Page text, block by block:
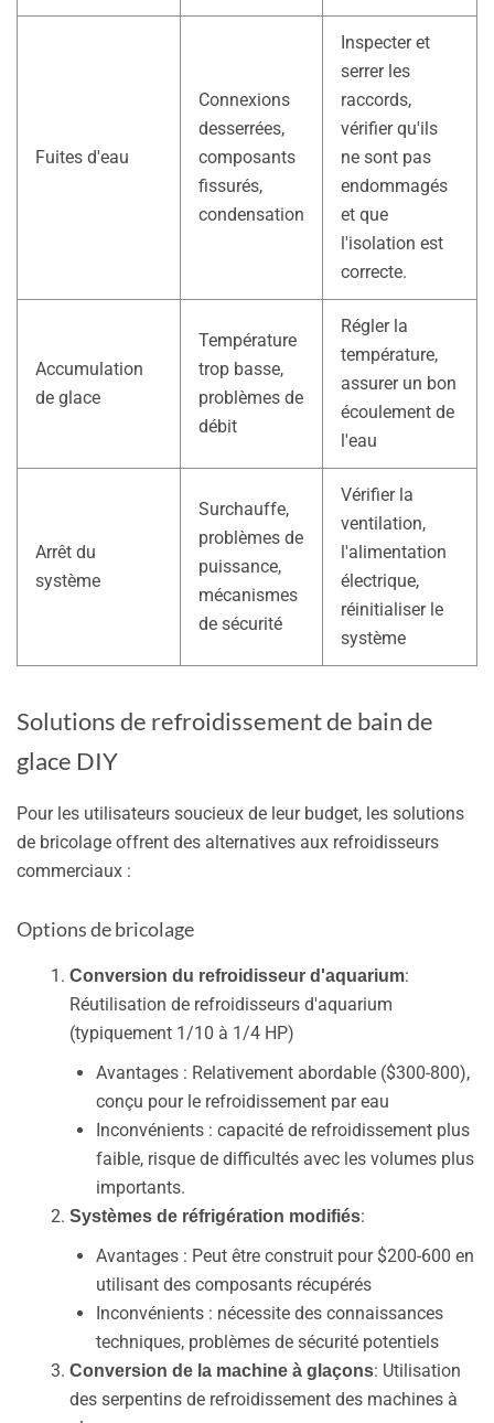
Fuites d'eau
Connexions
desserrées,
composants
fissurés,
condensation
Inspecter et
serrer les
raccords,
vérifier qu'ils
ne sont pas
endommagés
et que
l'isolation est
correcte.
Accumulation
de glace
Température
trop basse,
problèmes de
débit
Régler la
température,
assurer un bon
écoulement de
l'eau
Arrêt du
système
Surchauffe,
problèmes de
puissance,
mécanismes
de sécurité
Vérifier la
ventilation,
l'alimentation
électrique,
réinitialiser le
système
Solutions de refroidissement de bain de
glace DIY
Pour les utilisateurs soucieux de leur budget, les solutions
de bricolage offrent des alternatives aux refroidisseurs
commerciaux :
Options de bricolage
Conversion du refroidisseur d'aquarium:
Réutilisation de refroidisseurs d'aquarium
(typiquement 1/10 à 1/4 HP)
Avantages : Relativement abordable ($300-800),
conçu pour le refroidissement par eau
Inconvénients : capacité de refroidissement plus
faible, risque de difficultés avec les volumes plus
importants.
Systèmes de réfrigération modifiés:
Avantages : Peut être construit pour $200-600 en
utilisant des composants récupérés
Inconvénients : nécessite des connaissances
techniques, problèmes de sécurité potentiels
Conversion de la machine à glaçons: Utilisation
des serpentins de refroidissement des machines à